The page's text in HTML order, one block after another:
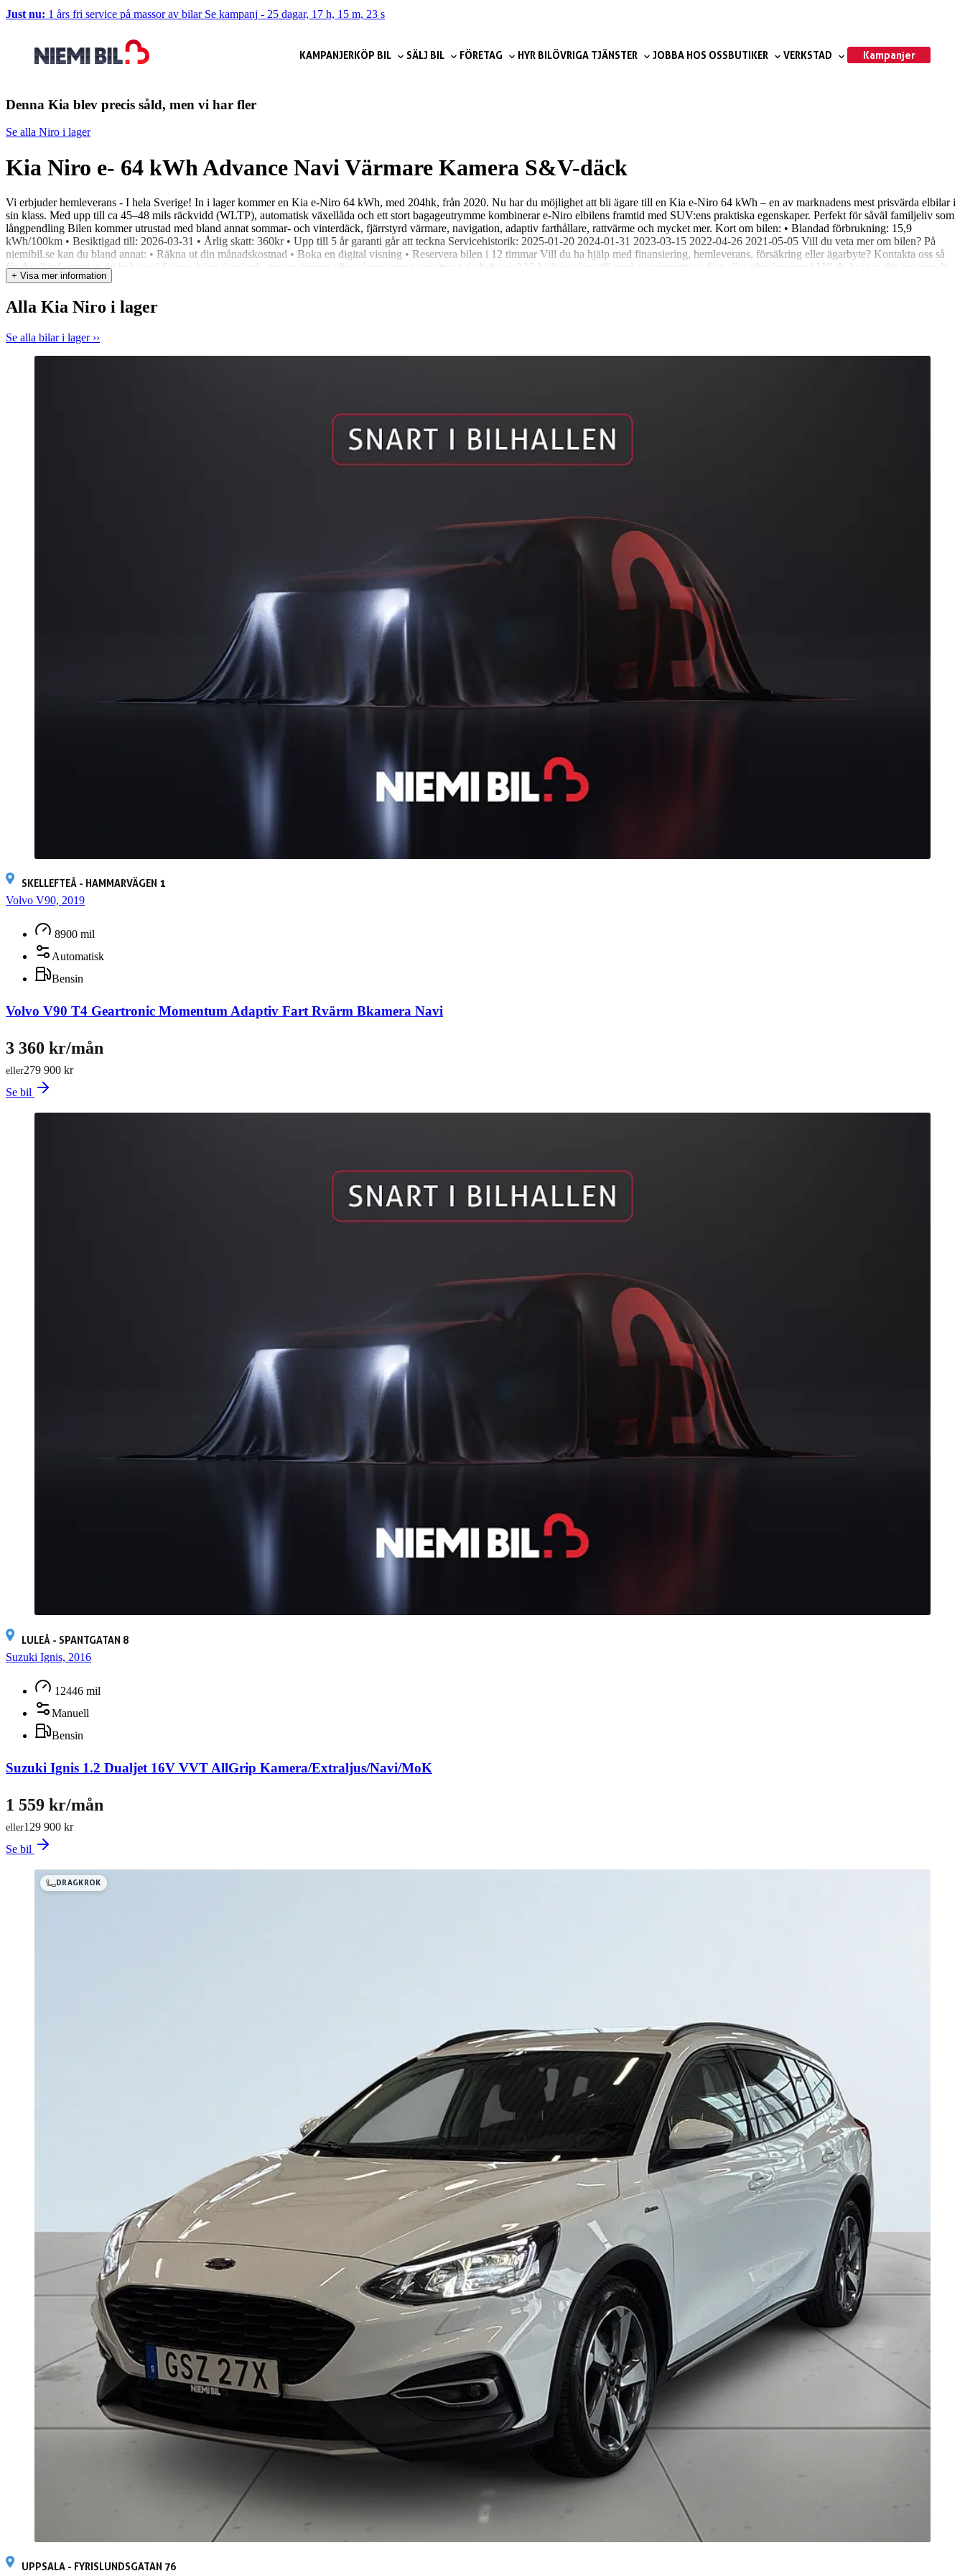
Just nu: 1 års fri service på massor av bilar Se kampanj - 25 dagar, 17 h, 15 m, 21 s
KAMPANJERKÖP BIL SÄLJ BIL FÖRETAG HYR BILÖVRIGA TJÄNSTER JOBBA HOS OSSBUTIKER VERKSTAD Kampanjer
Denna Kia blev precis såld, men vi har fler
Se alla Niro i lager
Kia Niro e- 64 kWh Advance Navi Värmare Kamera S&V-däck
Vi erbjuder hemleverans - I hela Sverige! In i lager kommer en Kia e-Niro 64 kWh, med 204hk, från 2020. Nu har du möjlighet att bli ägare till en Kia e-Niro 64 kWh – en av marknadens mest prisvärda elbilar i
sin klass. Med upp till ca 45–48 mils räckvidd (WLTP), automatisk växellåda och ett stort bagageutrymme kombinerar e-Niro elbilens framtid med SUV:ens praktiska egenskaper. Perfekt för såväl familjeliv som
långpendling Bilen kommer utrustad med bland annat sommar- och vinterdäck, fjärrstyrd värmare, navigation, adaptiv farthållare, rattvärme och mycket mer. Kort om bilen: • Blandad förbrukning: 15,9
kWh/100km • Besiktigad till: 2026-03-31 • Årlig skatt: 360kr • Upp till 5 år garanti går att teckna Servicehistorik: 2025-01-20 2024-01-31 2023-03-15 2022-04-26 2021-05-05 Vill du veta mer om bilen? På
niemibil.se kan du bland annat: • Räkna ut din månadskostnad • Boka en digital visning • Reservera bilen i 12 timmar Vill du ha hjälp med finansiering, hemleverans, försäkring eller ägarbyte? Kontakta oss så
får du all information du behöver! Saknar bilen dragkrok, motorvärmare eller någon annan utrustning du behöver? Vi hjälper gärna till med extrautrustning före eller efter leverans! Vill du byta in din nuvarande
bil när du köper en ny? Inga problem! Vi värderar din bil kostnadsfritt och lämnar ett prisförslag direkt – Du behöver inte ens städa eller tvätta bilen! Niemi Bil – Sveriges största hjärta för bilar 4,8 snittbetyg på
+ Visa mer information
Alla Kia Niro i lager
Se alla bilar i lager ››
SKELLEFTEÅ - HAMMARVÄGEN 1
Volvo V90, 2019
8900 mil
Automatisk
Bensin
Volvo V90 T4 Geartronic Momentum Adaptiv Fart Rvärm Bkamera Navi
279 900 kr
eller
3 360 kr/mån
Se bil
LULEÅ - SPANTGATAN 8
Suzuki Ignis, 2016
12446 mil
Manuell
Bensin
Suzuki Ignis 1.2 Dualjet 16V VVT AllGrip Kamera/Extraljus/Navi/MoK
129 900 kr
eller
1 559 kr/mån
Se bil
DRAGKROK
UPPSALA - FYRISLUNDSGATAN 76